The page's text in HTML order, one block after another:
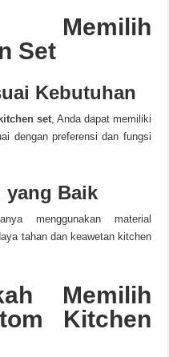
Memilih
Set
Kebutuhan
set, Anda dapat memiliki
dengan preferensi dan fungsi
yang Baik
menggunakan material
tahan dan keawetan kitchen
Memilih
Kitchen